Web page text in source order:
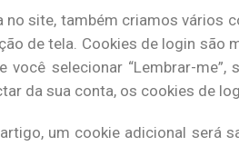
no site, também criamos vários
de tela. Cookies de login são
você selecionar “Lembrar-
da sua conta, os cookies de
um cookie adicional será